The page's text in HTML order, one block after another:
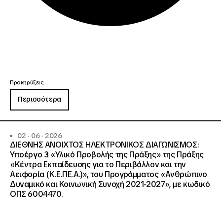
Προκηρύξεις
Περισσότερα
02 · 06 · 2026
ΔΙΕΘΝΗΣ ΑΝΟΙΧΤΟΣ ΗΛΕΚΤΡΟΝΙΚΟΣ ΔΙΑΓΩΝΙΣΜΟΣ:
Υποέργο 3 «Υλικό Προβολής της Πράξης» της Πράξης
«Κέντρα Εκπαίδευσης για το Περιβάλλον και την
Αειφορία (Κ.Ε.ΠΕ.Α.)», του Προγράμματος «Ανθρώπινο
Δυναμικό και Κοινωνική Συνοχή 2021-2027», με κωδικό
ΟΠΣ 6004470.